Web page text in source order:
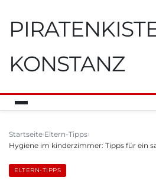
KONSTANZ
Startseite Eltern-Tipps
Hygiene im kinderzimmer: Tipps für ein
ELTERN-TIPPS